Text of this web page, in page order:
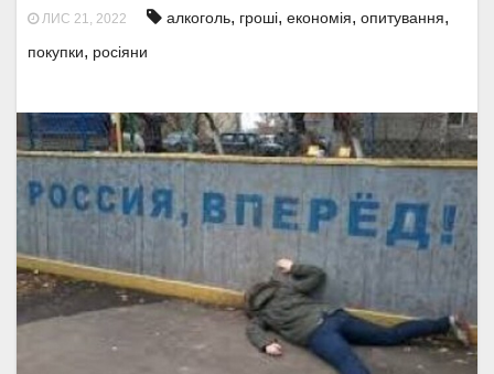
ЛИС 21, 2022 алкоголь, гроші, економія, опитування,
покупки, росіяни